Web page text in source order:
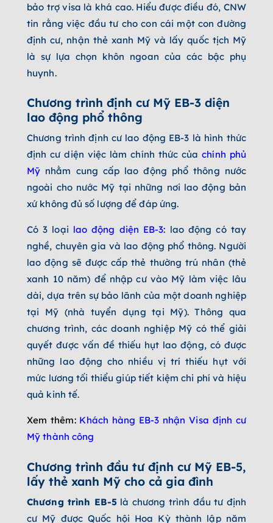
bảo trợ visa là khá cao. Hiểu được điều đó, CNW
tin rằng việc đầu tư cho con cái một con đường
định cư, nhận thẻ xanh Mỹ và lấy quốc tịch Mỹ
là sự lựa chọn khôn ngoan của các bậc phụ
huynh.
Chương trình định cư Mỹ EB-3 diện
lao động phổ thông
Chương trình định cư lao động EB-3 là hình thức
định cư diện việc làm chính thức củachính phủ
Mỹ nhằm cung cấp lao động phổ thông nước
ngoài cho nước Mỹ tại những nơi lao động bản
xứ không đủ số lượng để đáp ứng.
Có 3 loại lao động diện EB-3: lao động có tay
nghề, chuyên gia và lao động phổ thông. Người
lao động sẽ được cấp thẻ thường trú nhân (thẻ
xanh 10 năm) để nhập cư vào Mỹ làm việc lâu
dài, dựa trên sự bảo lãnh của một doanh nghiệp
tại Mỹ (nhà tuyển dụng tại Mỹ). Thông qua
chương trình, các doanh nghiệp Mỹ có thể giải
quyết được vấn đề thiếu hụt lao động, có được
những lao động cho nhiều vị trí thiếu hụt với
mức lương tối thiểu giúp tiết kiệm chi phí và hiệu
quả kinh tế.
Xem thêm: Khách hàng EB-3 nhận Visa định cư
Mỹ thành công
Chương trình đầu tư định cư Mỹ EB-5,
lấy thẻ xanh Mỹ cho cả gia đình
Chương trình EB-5 là chương trình đầu tư định
cư Mỹ được Quốc hội Hoa Kỳ thành lập năm